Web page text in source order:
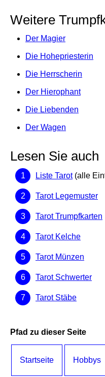
Weitere
Der Magier
Die Hohepriesterin
Die Herrscherin
Der Hierophant
Die Liebenden
Der Wagen
Lesen Sie auch
Liste Tarot(alle
Tarot Legemuster
Tarot Trumpfkarten
Tarot Kelche
Tarot Münzen
Tarot Schwerter
Tarot Stäbe
Pfad zu dieser Seite
Startseite Hobbys